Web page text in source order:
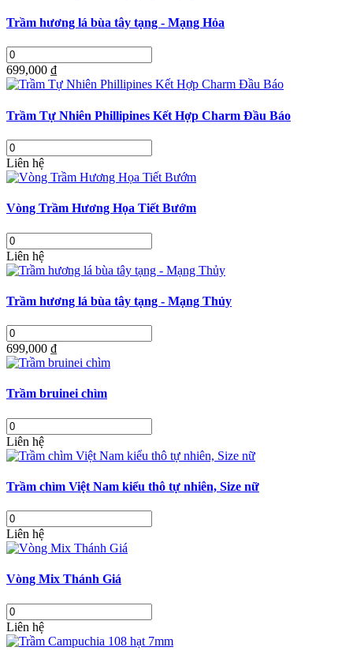
Trầm hương lá bùa tây tạng - Mạng Hỏa
699,000 ₫
Trầm Tự Nhiên Phillipines Kết Hợp Charm Đầu Báo
Liên hệ
Vòng Trầm Hương Họa Tiết Bướm
Liên hệ
Trầm hương lá bùa tây tạng - Mạng Thủy
699,000 ₫
Trầm bruinei chìm
Liên hệ
Trầm chìm Việt Nam kiểu thô tự nhiên, Size nữ
Liên hệ
Vòng Mix Thánh Giá
Liên hệ